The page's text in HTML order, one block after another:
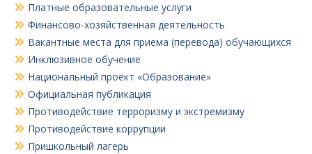
Платные образовательные услуги
Финансово-хозяйственная деятельность
Вакантные места для приема (перевода) обучающихся
Инклюзивное обучение
Национальный проект «Образование»
Официальная публикация
Противодействие терроризму и экстремизму
Противодействие коррупции
Пришкольный лагерь